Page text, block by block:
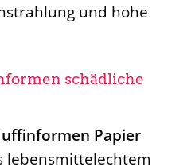
und hohe
schädliche
Papier
lebensmittelechtem